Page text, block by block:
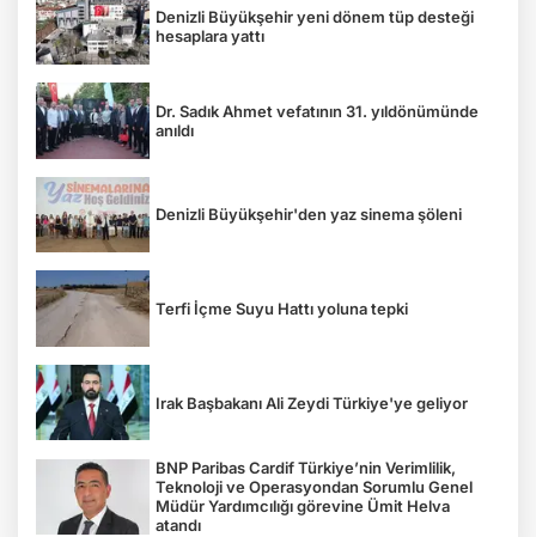
Denizli Büyükşehir yeni dönem tüp desteği
hesaplara yattı
Dr. Sadık Ahmet vefatının 31. yıldönümünde
anıldı
Denizli Büyükşehir'den yaz sinema şöleni
Terfi İçme Suyu Hattı yoluna tepki
Irak Başbakanı Ali Zeydi Türkiye'ye geliyor
BNP Paribas Cardif Türkiye’nin Verimlilik,
Teknoloji ve Operasyondan Sorumlu Genel
Müdür Yardımcılığı görevine Ümit Helva
atandı